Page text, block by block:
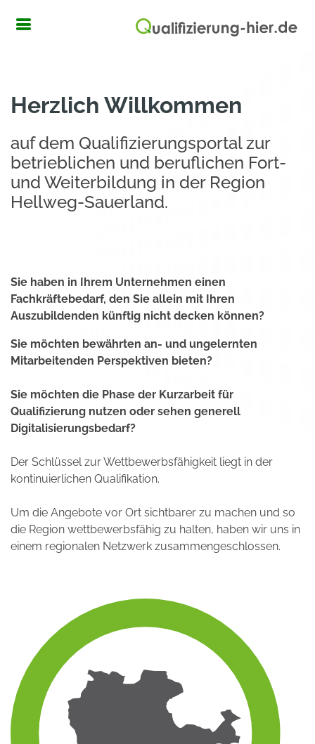
Herzlich Willkommen
auf dem Qualifizierungsportal zur
betrieblichen und beruflichen Fort-
und Weiterbildung in der Region
Hellweg-Sauerland.
Sie haben in Ihrem Unternehmen einen
Fachkräftebedarf, den Sie allein mit Ihren
Auszubildenden künftig nicht decken können?
Sie möchten bewährten an- und ungelernten
Mitarbeitenden Perspektiven bieten?
Sie möchten die Phase der Kurzarbeit für
Qualifizierung nutzen oder sehen generell
Digitalisierungsbedarf?
Der Schlüssel zur Wettbewerbsfähigkeit liegt in der
kontinuierlichen Qualifikation.
Um die Angebote vor Ort sichtbarer zu machen und so
die Region wettbewerbsfähig zu halten, haben wir uns in
einem regionalen Netzwerk zusammengeschlossen.